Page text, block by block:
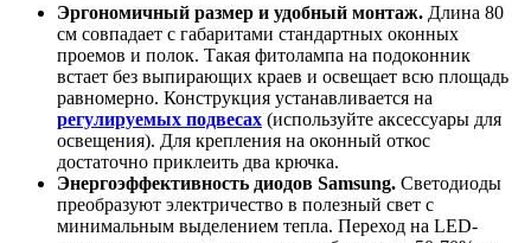
Эргономичный размер и удобный монтаж. Длина 80
см совпадает с габаритами стандартных оконных
проемов и полок. Такая фитолампа на подоконник
встает без выпирающих краев и освещает всю площадь
равномерно. Конструкция устанавливается на
регулируемых подвесах (используйте аксессуары для
освещения). Для крепления на оконный откос
достаточно приклеить два крючка.
Энергоэффективность диодов Samsung. Светодиоды
преобразуют электричество в полезный свет с
минимальным выделением тепла. Переход на LED-